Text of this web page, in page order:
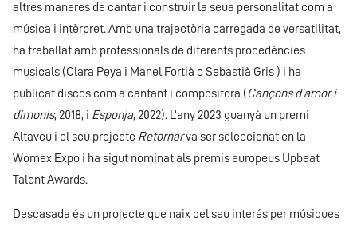
altres maneres de cantar i construir la seua personalitat com a
música i intèrpret. Amb una trajectòria carregada de versatilitat,
ha treballat amb professionals de diferents procedències
musicals (Clara Peya i Manel Fortià o Sebastià Gris ) i ha
publicat discos com a cantant i compositora (Cançons d’amor i
dimonis, 2018, i Esponja, 2022). L’any 2023 guanyà un premi
Altaveu i el seu projecte Retornarva ser seleccionat en la
Womex Expo i ha sigut nominat als premis europeus Upbeat
Talent Awards.
Descasada és un projecte que naix del seu interés per músiques